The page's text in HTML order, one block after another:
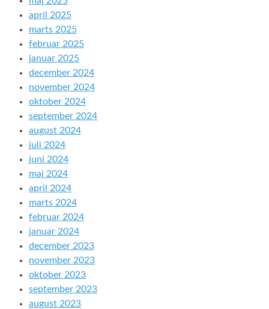
april 2025
marts 2025
februar 2025
januar 2025
december 2024
november 2024
oktober 2024
september 2024
august 2024
juli 2024
juni 2024
maj 2024
april 2024
marts 2024
februar 2024
januar 2024
december 2023
november 2023
oktober 2023
september 2023
august 2023